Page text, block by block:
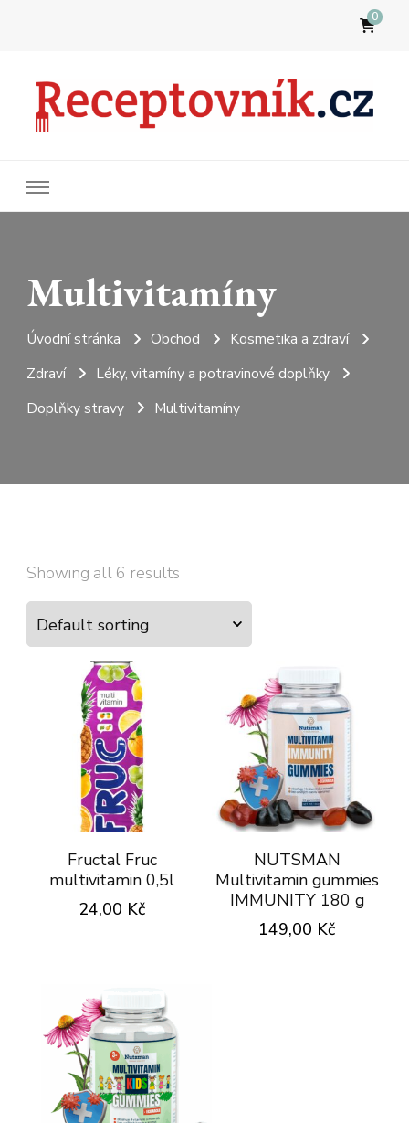
0
Multivitamíny
Úvodní stránka Obchod
Kosmetika a zdraví
Zdraví
Léky, vitamíny a potravinové doplňky
Doplňky stravy
Multivitamíny
Showing all 6 results
Fructal Fruc
multivitamin 0,5l
24,00 Kč
NUTSMAN
Multivitamin gummies
IMMUNITY 180 g
149,00 Kč